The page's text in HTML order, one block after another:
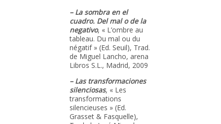
– La sombra en el
cuadro. Del mal o de la
negativo, « L’ombre au
tableau. Du mal ou du
négatif » (Ed. Seuil), Trad.
de Miguel Lancho, arena
Libros S.L., Madrid, 2009
– Las transformaciones
silenciosas, « Les
transformations
silencieuses » (Ed.
Grasset & Fasquelle),